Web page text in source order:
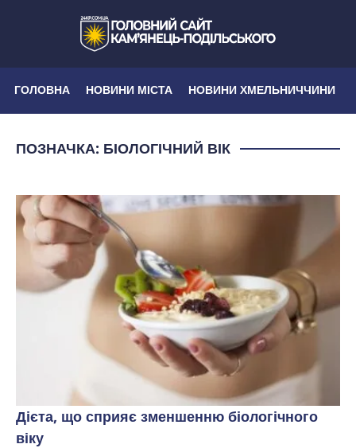
ГОЛОВНА НОВИНИ МІСТА НОВИНИ ХМЕЛЬНИЧЧИНИ
ПОЗНАЧКА: БІОЛОГІЧНИЙ ВІК
Дієта, що сприяє зменшенню біологічного
віку